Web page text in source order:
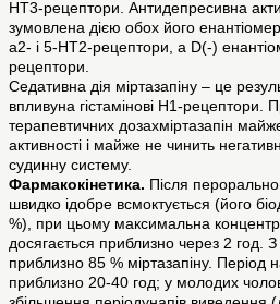
НТ3-рецептори. Антидепресивна
зумовлена дією обох його
a2- і 5-НТ2-рецептори, а D(-)
рецептори.
Седативна дія міртазапіну – це
впливуна гістамінові Н1-рецептори.
терапевтичних дозахміртазапін
активності і майже не чинить
судинну систему.
Фармакокінетика. Після
швидко ідобре всмоктується (його
%), при цьому максимальна
досягається приблизно через 2 год. З
приблизно 85 % міртазапіну. Період
приблизно 20-40 год; у молодих